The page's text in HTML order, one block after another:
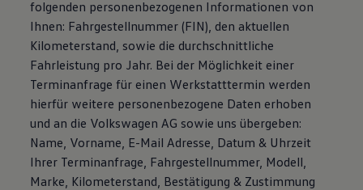
folgenden personenbezogenen Informationen von
Ihnen: Fahrgestellnummer (FIN), den aktuellen
Kilometerstand, sowie die durchschnittliche
Fahrleistung pro Jahr. Bei der Möglichkeit einer
Terminanfrage für einen Werkstatttermin werden
hierfür weitere personenbezogene Daten erhoben
und an die Volkswagen AG sowie uns übergeben:
Name, Vorname, E-Mail Adresse, Datum & Uhrzeit
Ihrer Terminanfrage, Fahrgestellnummer, Modell,
Marke, Kilometerstand, Bestätigung & Zustimmung